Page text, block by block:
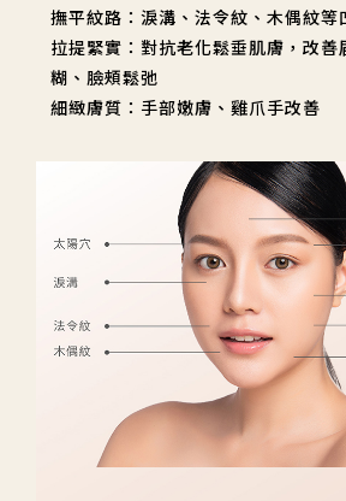
撫平紋路：淚溝、法令紋、木偶紋等
拉提緊實：對抗老化鬆垂肌膚，改
糊、臉頰鬆弛
細緻膚質：手部嫩膚、雞爪手改善